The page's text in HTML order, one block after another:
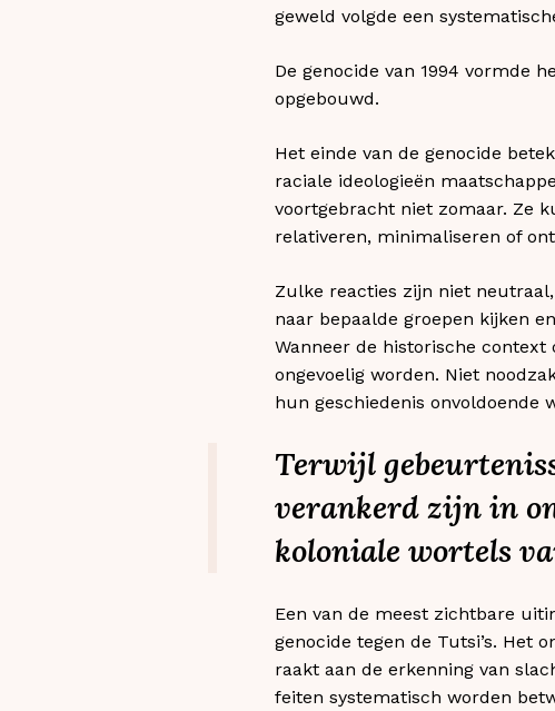
geweld volgde een
De genocide van 1994 vormde
opgebouwd.
Het einde van de genocide
raciale ideologieën
voortgebracht niet zomaar. Ze
relativeren, minimaliseren of
Zulke reacties zijn niet
naar bepaalde groepen kijken
Wanneer de historische
ongevoelig worden. Niet
hun geschiedenis onvoldoende
Terwijl
verankerd zijn in
koloniale wortels
Een van de meest zichtbare
genocide tegen de Tutsi’s. Het
raakt aan de erkenning van
feiten systematisch worden